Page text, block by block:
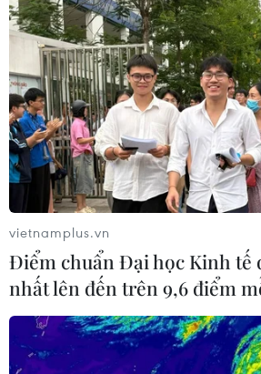
vietnamplus.vn
Điểm chuẩn Đại học Kinh tế
nhất lên đến trên 9,6 điểm